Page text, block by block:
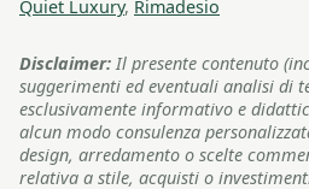
Quiet Luxury, Rimadesio
Disclaimer: Il presente contenuto
suggerimenti ed eventuali analisi di
esclusivamente informativo e
alcun modo consulenza
design, arredamento o scelte
relativa a stile, acquisti o